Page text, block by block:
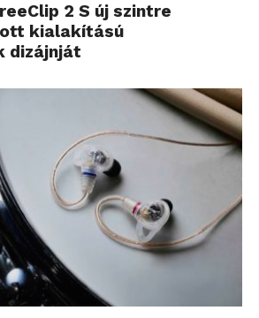
2 S új szintre
kialakítású
dizájnját